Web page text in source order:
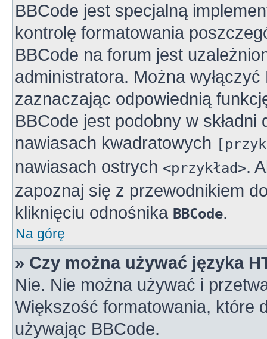
BBCode jest specjalną
kontrolę formatowania
BBCode na forum jest
administratora. Można
zaznaczając odpowiednią
BBCode jest podobny w
nawiasach kwadratowych
nawiasach ostrych <przykład>.
zapoznaj się z przewodnikiem
kliknięciu odnośnika BBCode.
Na górę
» Czy można używać języka
Nie. Nie można używać i
Większość formatowania, które
używając BBCode.